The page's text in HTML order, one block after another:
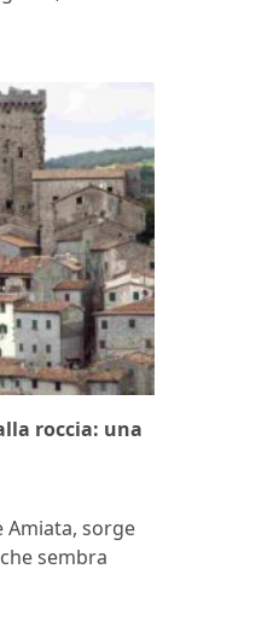
roccia: una
Amiata, sorge
sembra